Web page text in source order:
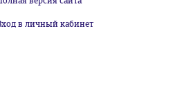
в личный кабинет